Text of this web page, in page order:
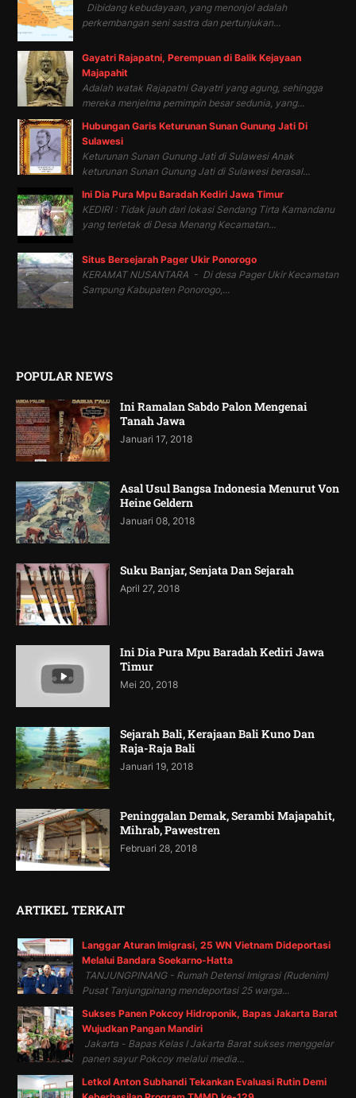
Dibidang kebudayaan, yang menonjol adalah
perkembangan seni sastra dan pertunjukan...
Gayatri Rajapatni, Perempuan di Balik Kejayaan
Majapahit
Adalah watak Rajapatni Gayatri yang agung, sehingga
mereka menjelma pemimpin besar sedunia, yang...
Hubungan Garis Keturunan Sunan Gunung Jati Di
Sulawesi
Keturunan Sunan Gunung Jati di Sulawesi Anak
keturunan Sunan Gunung Jati di Sulawesi berasal...
Ini Dia Pura Mpu Baradah Kediri Jawa Timur
KEDIRI : Tidak jauh dari lokasi Sendang Tirta Kamandanu
yang terletak di Desa Menang Kecamatan...
Situs Bersejarah Pager Ukir Ponorogo
KERAMAT NUSANTARA - Di desa Pager Ukir Kecamatan
Sampung Kabupaten Ponorogo,...
POPULAR NEWS
Ini Ramalan Sabdo Palon Mengenai
Tanah Jawa
Januari 17, 2018
Asal Usul Bangsa Indonesia Menurut Von
Heine Geldern
Januari 08, 2018
Suku Banjar, Senjata Dan Sejarah
April 27, 2018
Ini Dia Pura Mpu Baradah Kediri Jawa
Timur
Mei 20, 2018
Sejarah Bali, Kerajaan Bali Kuno Dan
Raja-Raja Bali
Januari 19, 2018
Peninggalan Demak, Serambi Majapahit,
Mihrab, Pawestren
Februari 28, 2018
ARTIKEL TERKAIT
Langgar Aturan Imigrasi, 25 WN Vietnam Dideportasi
Melalui Bandara Soekarno-Hatta
TANJUNGPINANG - Rumah Detensi Imigrasi (Rudenim)
Pusat Tanjungpinang mendeportasi 25 warga...
Sukses Panen Pokcoy Hidroponik, Bapas Jakarta Barat
Wujudkan Pangan Mandiri
Jakarta - Bapas Kelas I Jakarta Barat sukses menggelar
panen sayur Pokcoy melalui media...
Letkol Anton Subhandi Tekankan Evaluasi Rutin Demi